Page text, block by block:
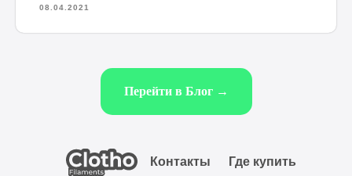
08.04.2021
Перейти в Блог →
Где купить
Контакты